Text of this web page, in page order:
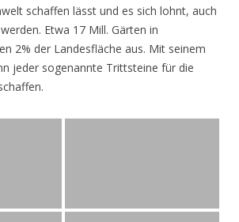
schaffen lässt und es sich lohnt, auch
Etwa 17 Mill. Gärten in
2% der Landesfläche aus. Mit seinem
jeder sogenannte Trittsteine für die